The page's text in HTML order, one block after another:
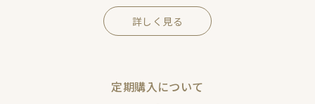
詳しく見る
定期購入について